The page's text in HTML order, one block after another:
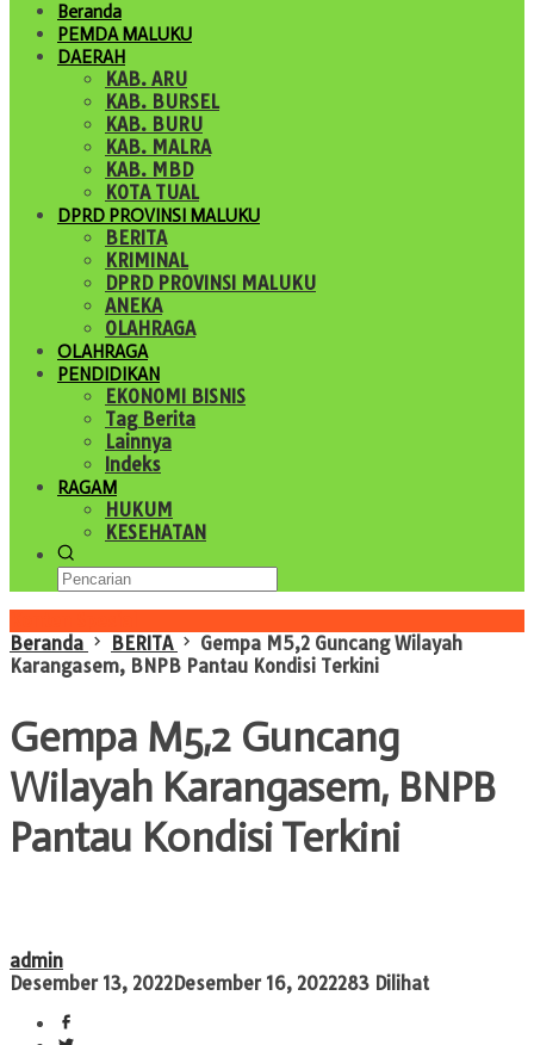
Beranda
PEMDA MALUKU
DAERAH
KAB. ARU
KAB. BURSEL
KAB. BURU
KAB. MALRA
KAB. MBD
KOTA TUAL
DPRD PROVINSI MALUKU
BERITA
KRIMINAL
DPRD PROVINSI MALUKU
ANEKA
OLAHRAGA
OLAHRAGA
PENDIDIKAN
EKONOMI BISNIS
Tag Berita
Lainnya
Indeks
RAGAM
HUKUM
KESEHATAN
Beranda
BERITA
Gempa M5,2 Guncang Wilayah
Karangasem, BNPB Pantau Kondisi Terkini
Gempa M5,2 Guncang
Wilayah Karangasem, BNPB
Pantau Kondisi Terkini
admin
Desember 13, 2022Desember 16, 2022283 Dilihat